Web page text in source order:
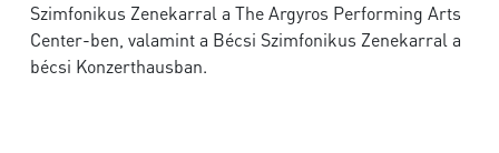
Szimfonikus Zenekarral a The Argyros Performing Arts
Center-ben, valamint a Bécsi Szimfonikus Zenekarral a
bécsi Konzerthausban.